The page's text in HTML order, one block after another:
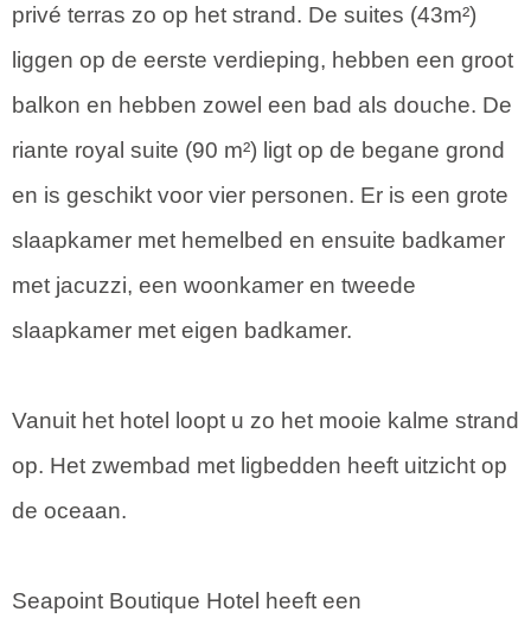
privé terras zo op het strand. De suites (43m²)
liggen op de eerste verdieping, hebben een groot
balkon en hebben zowel een bad als douche. De
riante royal suite (90 m²) ligt op de begane grond
en is geschikt voor vier personen. Er is een grote
slaapkamer met hemelbed en ensuite badkamer
met jacuzzi, een woonkamer en tweede
slaapkamer met eigen badkamer.
Vanuit het hotel loopt u zo het mooie kalme strand
op. Het zwembad met ligbedden heeft uitzicht op
de oceaan.
Seapoint Boutique Hotel heeft een